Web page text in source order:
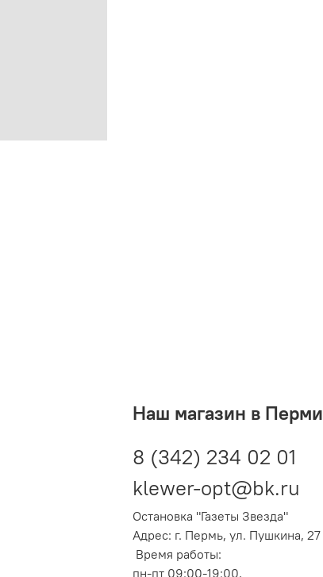
Наш магазин в Перми
8 (342) 234 02 01
klewer-opt@bk.ru
Остановка "Газеты Звезда"
Адрес: г. Пермь, ул. Пушкина, 27
Время работы:
пн-пт 09:00-19:00,